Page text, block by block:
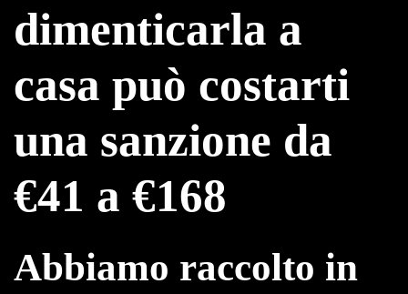
dimenticarla a
casa può costarti
una sanzione da
€41 a €168
Abbiamo raccolto in